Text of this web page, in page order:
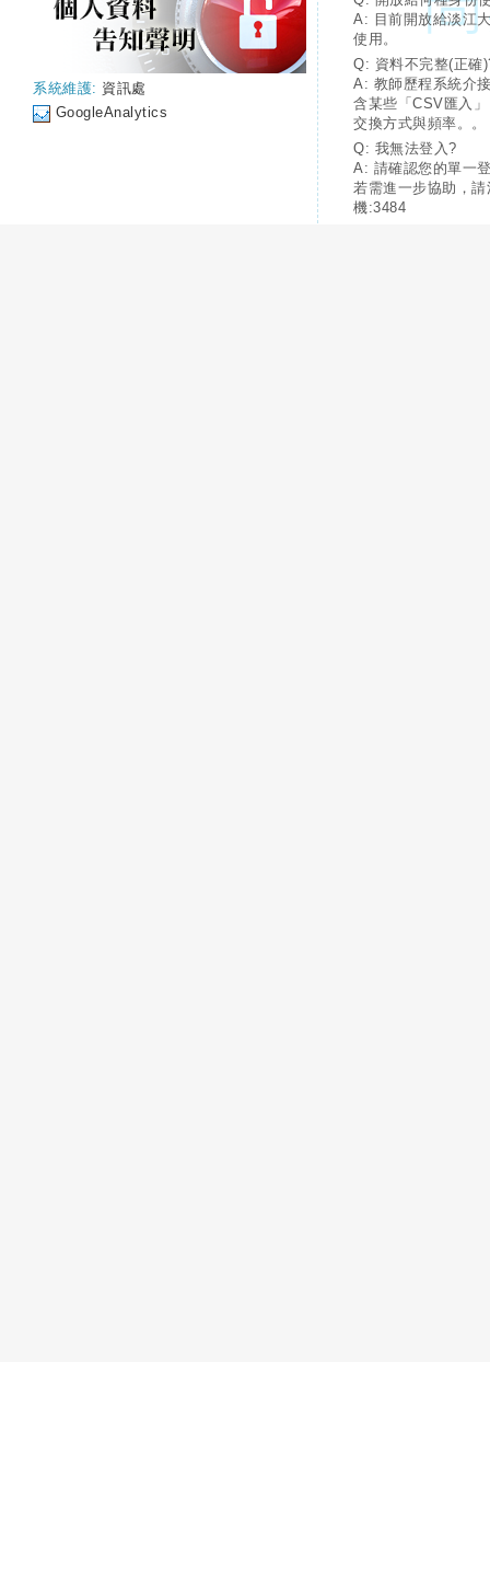
系統維護: 資訊處
GoogleAnalytics
A: 目前開放給淡江
使用。
Q: 資料不完整(正確
A: 教師歷程系統介
含某些「CSV匯入
交換方式與頻率。。
Q: 我無法登入?
A: 請確認您的單一
若需進一步協助，
機:3484